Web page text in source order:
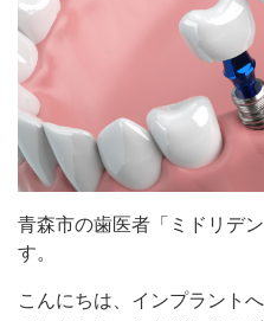
青森市の歯医者「ミドリデ
す。
こんにちは、インプラント